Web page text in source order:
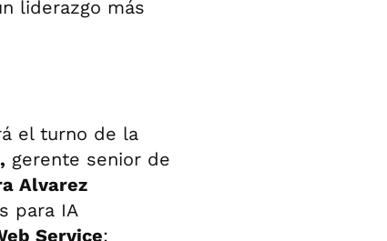
liderazgo más
el turno de la
gerente senior de
Alvarez
para IA
Service;